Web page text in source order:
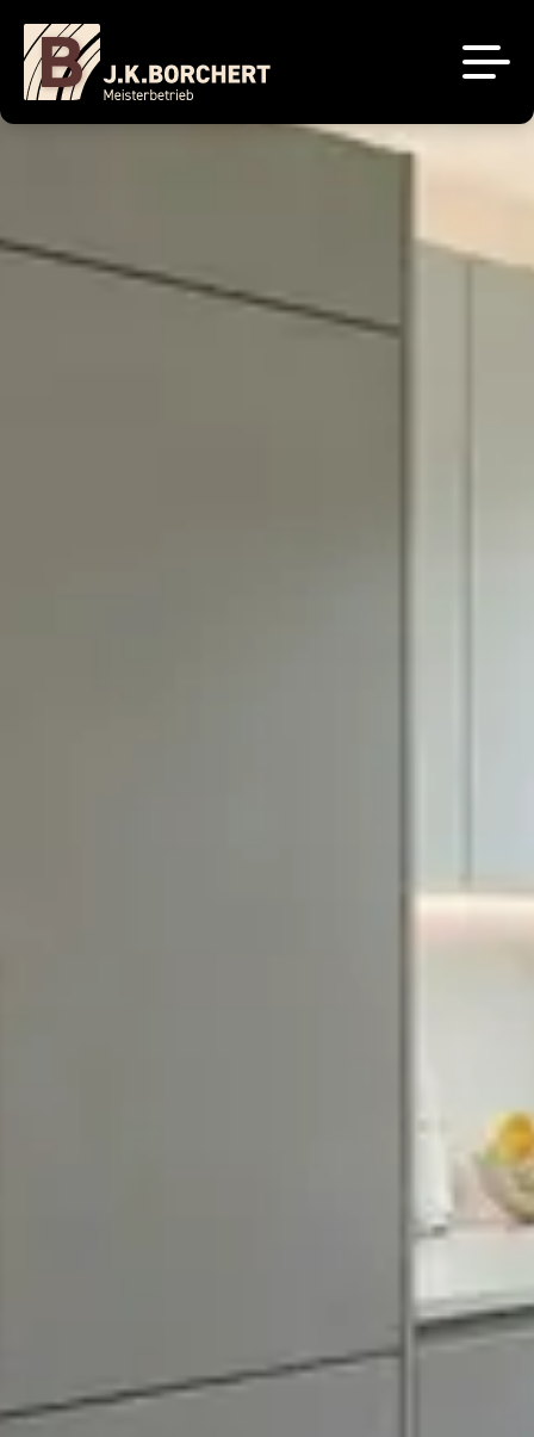
Unsere Projekte
Brigitte Küchen
Über uns